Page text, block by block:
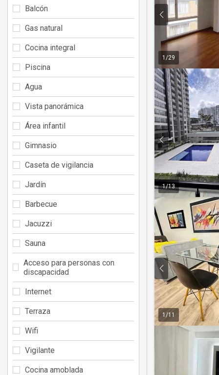
1 /29
1/13
1 /11
Balcón
Gas natural
Cocina integral
Piscina
Agua
Vista panorámica
Área infantil
Gimnasio
Caseta de vigilancia
Jardín
Barbecue
Jacuzzi
Sauna
Acceso para personas con
discapacidad
Internet
Terraza
Wifi
Vigilante
Cocina amoblada